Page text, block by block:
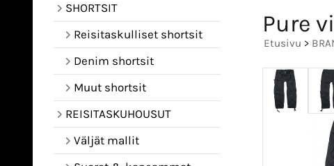
SHORTSIT
Reisitaskulliset shortsit
Denim shortsit
Muut shortsit
REISITASKUHOUSUT
Väljät mallit
Pure
Etusivu >